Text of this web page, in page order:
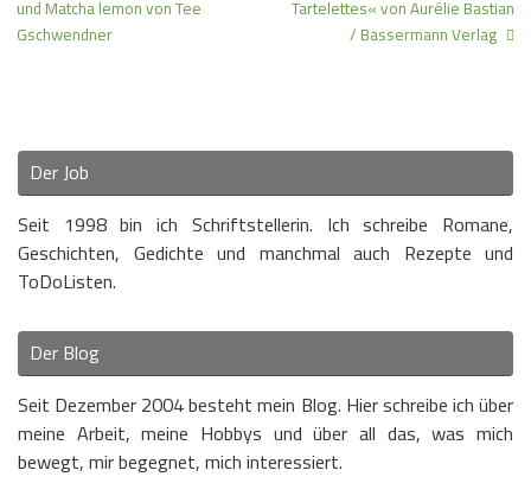
und Matcha lemon von Tee
Gschwendner
Tartelettes« von Aurélie Bastian
/ Bassermann Verlag
Der Job
Seit 1998 bin ich Schriftstellerin. Ich schreibe Romane,
Geschichten, Gedichte und manchmal auch Rezepte und
ToDoListen.
Der Blog
Seit Dezember 2004 besteht mein Blog. Hier schreibe ich über
meine Arbeit, meine Hobbys und über all das, was mich
bewegt, mir begegnet, mich interessiert.